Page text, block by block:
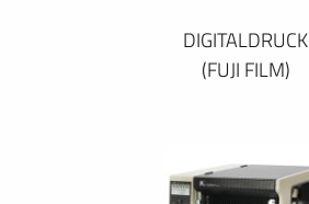
DIGITALDRUCK
(FUJI FILM)